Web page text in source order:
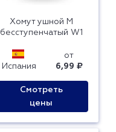
Хомут ушной M
бесступенчатый W1
Испания
от
6,99 ₽
Смотреть
цены